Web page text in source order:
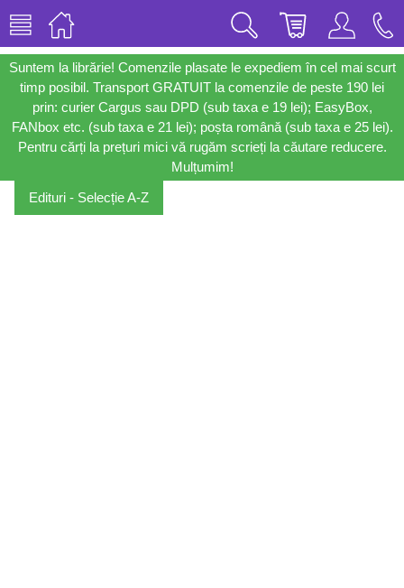
Suntem la librărie! Comenzile plasate le expediem în cel mai scurt
timp posibil. Transport GRATUIT la comenzile de peste 190 lei
prin: curier Cargus sau DPD (sub taxa e 19 lei); EasyBox,
FANbox etc. (sub taxa e 21 lei); poșta română (sub taxa e 25 lei).
Pentru cărți la prețuri mici vă rugăm scrieți la căutare reducere.
Mulțumim!
Edituri - Selecție A-Z